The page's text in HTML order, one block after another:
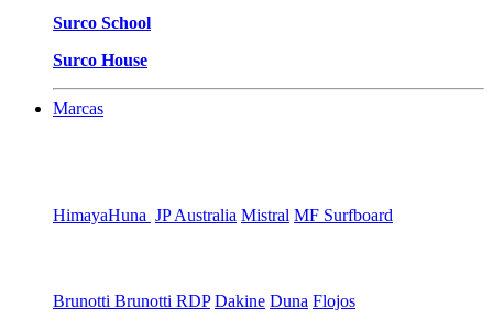
Surco School
Surco House
Marcas
HimayaHuna JP Australia Mistral MF Surfboard
Brunotti Brunotti RDP Dakine Duna Flojos